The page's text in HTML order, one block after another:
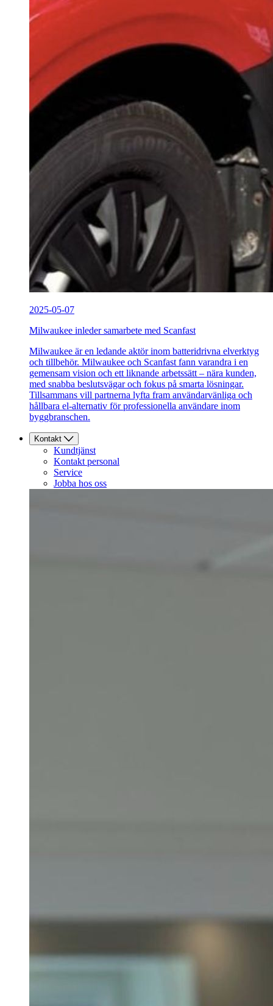
2025-05-07
Milwaukee inleder samarbete med Scanfast
Milwaukee är en ledande aktör inom batteridrivna elverktyg
och tillbehör. Milwaukee och Scanfast fann varandra i en
gemensam vision och ett liknande arbetssätt – nära kunden,
med snabba beslutsvägar och fokus på smarta lösningar.
Tillsammans vill partnerna lyfta fram användarvänliga och
hållbara el-alternativ för professionella användare inom
byggbranschen.
Kontakt
Kundtjänst
Kontakt personal
Service
Jobba hos oss